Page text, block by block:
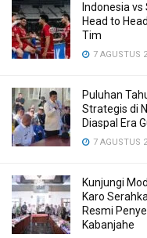
Indonesia
Head to
Tim
7 AGUSTUS
Puluhan
Strategis di
Diaspal Era
7 AGUSTUS
Kunjungi
Karo
Resmi
Kabanjahe